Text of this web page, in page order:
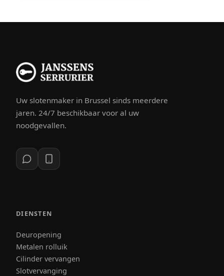
Uw slotenmaker in Brussel sinds meerdere
jaren. 24/7 beschikbaar voor al uw
noodgevallen.
DIENSTEN
Deuropening
Metalen rolluik
Cilinder vervangen
Slotvervanging